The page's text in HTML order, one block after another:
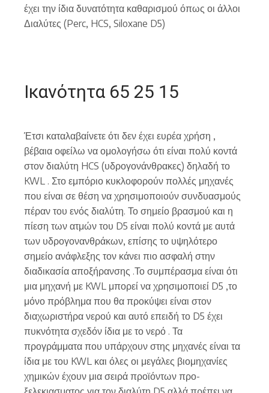
έχει την ίδια δυνατότητα καθαρισμού όπως οι άλλοι
Διαλύτες (Perc, HCS, Siloxane D5)
Ικανότητα 65 25 15
Έτσι καταλαβαίνετε ότι δεν έχει ευρέα χρήση ,
βέβαια οφείλω να ομολογήσω ότι είναι πολύ κοντά
στον διαλύτη HCS (υδρογονάνθρακες) δηλαδή το
KWL . Στο εμπόριο κυκλοφορούν πολλές μηχανές
που είναι σε θέση να χρησιμοποιούν συνδυασμούς
πέραν του ενός διαλύτη. Το σημείο βρασμού και η
πίεση των ατμών του D5 είναι πολύ κοντά με αυτά
των υδρογονανθράκων, επίσης το υψηλότερο
σημείο ανάφλεξης τον κάνει πιο ασφαλή στην
διαδικασία αποξήρανσης .Το συμπέρασμα είναι ότι
μια μηχανή με KWL μπορεί να χρησιμοποιεί D5 ,το
μόνο πρόβλημα που θα προκύψει είναι στον
διαχωριστήρα νερού και αυτό επειδή το D5 έχει
πυκνότητα σχεδόν ίδια με το νερό . Τα
προγράμματα που υπάρχουν στης μηχανές είναι τα
ίδια με του KWL και όλες οι μεγάλες βιομηχανίες
χημικών έχουν μια σειρά προϊόντων προ-